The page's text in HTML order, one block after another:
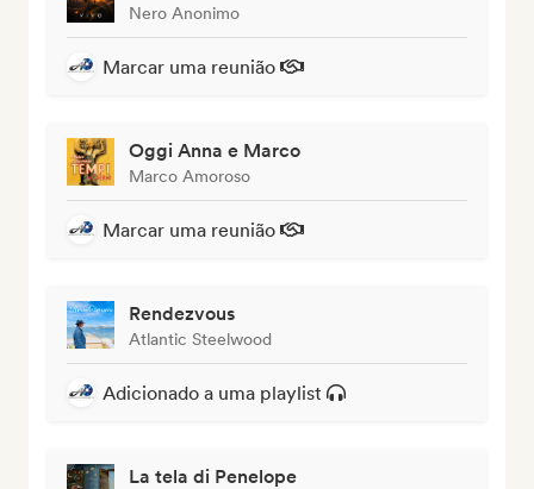
Nero Anonimo
Marcar uma reunião
Oggi Anna e Marco
Marco Amoroso
Marcar uma reunião
Rendezvous
Atlantic Steelwood
Adicionado a uma playlist
La tela di Penelope